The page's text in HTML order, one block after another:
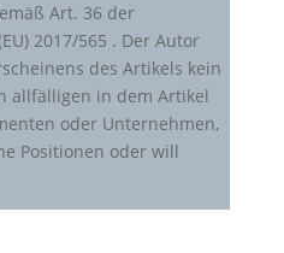
Art. 36 der
2017/565 . Der Autor
des Artikels kein
allfälligen in dem Artikel
oder Unternehmen,
Positionen oder will